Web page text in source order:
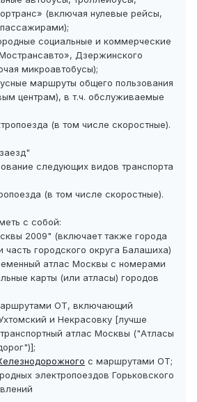
(включая нулевые рейсы,
социальные и коммерческие
Дзержинского
микроавтобусы);
маршруты общего пользования
центрам), в т.ч. обслуживаемые
(в том числе скоростные).
следующих видов транспорта
(в том числе скоростные).
с собой:
2009" (включает также города
городского округа Балашиха)
атлас Москвы с номерами
карты (или атласы) городов
ОТ, включающий
и Некрасовку [лучше
атлас Москвы ("Атласы
с маршрутами ОТ;
электропоездов Горьковского